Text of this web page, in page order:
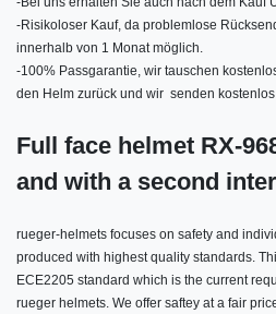
-Risikoloser Kauf, da problemlose
innerhalb von 1 Monat möglich.
-100% Passgarantie, wir tauschen
den Helm zurück und wir senden
Full face helmet RX-
and with a second
rueger-helmets focuses on safety and
produced with highest quality standards.
ECE2205 standard which is the current
rueger helmets. We offer saftey at a fair